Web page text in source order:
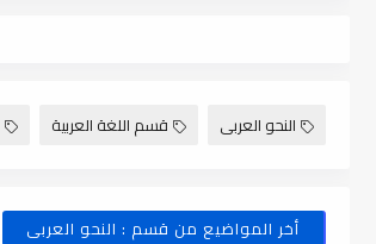
النحو العربى قسم اللغة العربية
أخر المواضيع من قسم : النحو العربى